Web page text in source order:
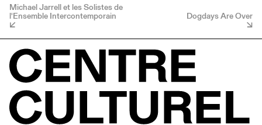
Michael Jarrell et les Solistes de
l'Ensemble Intercontemporain Dogdays Are Over